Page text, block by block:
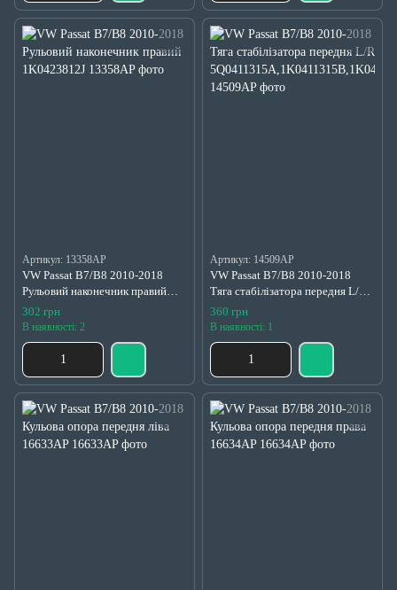
Артикул: 13358AP
VW Passat B7/B8 2010-2018
Рульовий наконечник правий
1K0423812J
302 грн
В наявності: 2
Артикул: 14509AP
VW Passat B7/B8 2010-2018
Тяга стабілізатора передня L/R
5Q0411315A,1K0411315B,1K04
11315D
360 грн
В наявності: 1